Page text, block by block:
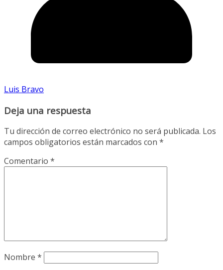
Luis Bravo
Deja una respuesta
Tu dirección de correo electrónico no será publicada. Los
campos obligatorios están marcados con *
Comentario *
Nombre *